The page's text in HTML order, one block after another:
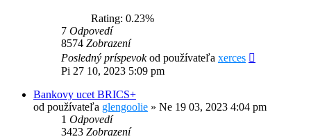
Rating: 0.23%
7 Odpovedí
8574 Zobrazení
Posledný príspevokod používateľa xerces
Pi 27 10, 2023 5:09 pm
Bankovy ucet BRICS+
od používateľa glengoolie » Ne 19 03, 2023 4:04 pm
1 Odpovedí
3423 Zobrazení